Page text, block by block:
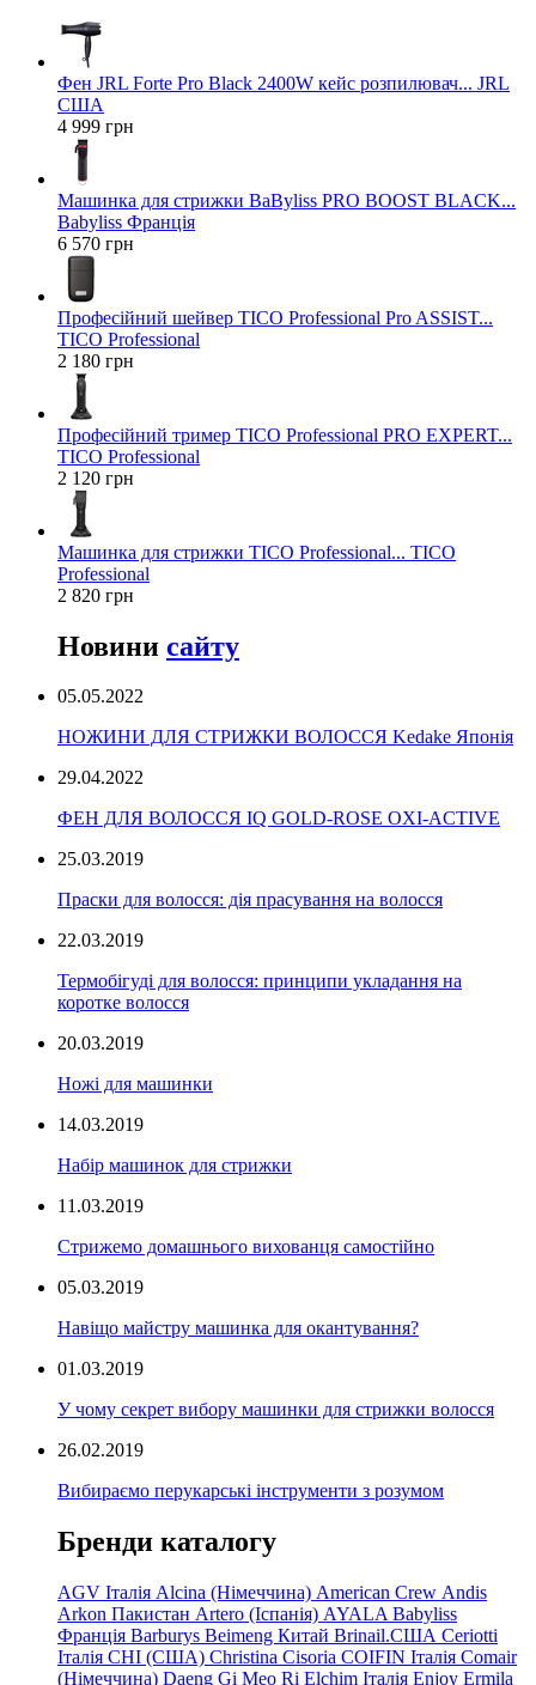
Фен JRL Forte Pro Black 2400W кейс розпилювач... JRL
США
4 999 грн
Машинка для стрижки BaByliss PRO BOOST BLACK...
Babyliss Франція
6 570 грн
Професійний шейвер TICO Professional Pro ASSIST...
TICO Professional
2 180 грн
Професійний тример TICO Professional PRO EXPERT...
TICO Professional
2 120 грн
Машинка для стрижки TICO Professional... TICO
Professional
2 820 грн
Новини сайту
05.05.2022
НОЖИНИ ДЛЯ СТРИЖКИ ВОЛОССЯ Kedake Японія
29.04.2022
ФЕН ДЛЯ ВОЛОССЯ IQ GOLD-ROSE OXI-ACTIVE
25.03.2019
Праски для волосся: дія прасування на волосся
22.03.2019
Термобігуді для волосся: принципи укладання на
коротке волосся
20.03.2019
Ножі для машинки
14.03.2019
Набір машинок для стрижки
11.03.2019
Стрижемо домашнього вихованця самостійно
05.03.2019
Навіщо майстру машинка для окантування?
01.03.2019
У чому секрет вибору машинки для стрижки волосся
26.02.2019
Вибираємо перукарські інструменти з розумом
Бренди каталогу
AGV Італія Alcina (Німеччина) American Crew Andis
Arkon Пакистан Artero (Іспанія) AYALA Babyliss
Франція Barburys Beimeng Китай Brinail.США Ceriotti
Італія CHI (США) Christina Cisoria COIFIN Італія Comair
(Німеччина) Daeng Gi Meo Ri Elchim Італія Enjoy Ermila